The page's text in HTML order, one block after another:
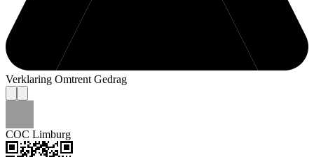
Verklaring Omtrent Gedrag
COC Limburg